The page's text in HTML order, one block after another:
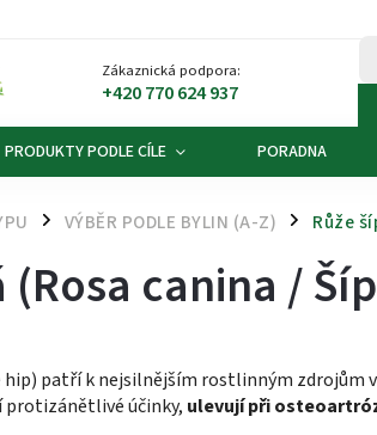
Zákaznická podpora:
+420 770 624 937
PRODUKTY PODLE CÍLE PORADNA
/ VÝBĚR PODLE BYLIN (A-Z) / Růže
(Rosa canina /
hip) patří k nejsilnějším rostlinným zdrojům
účinky, ulevují při